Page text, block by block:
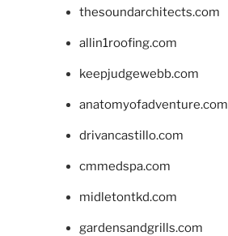
thesoundarchitects.com
allin1roofing.com
keepjudgewebb.com
anatomyofadventure.com
drivancastillo.com
cmmedspa.com
midletontkd.com
gardensandgrills.com